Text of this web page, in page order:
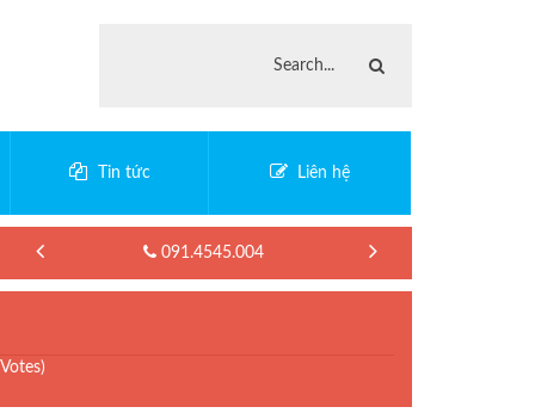
Tin tức Liên hệ
091.4545.004